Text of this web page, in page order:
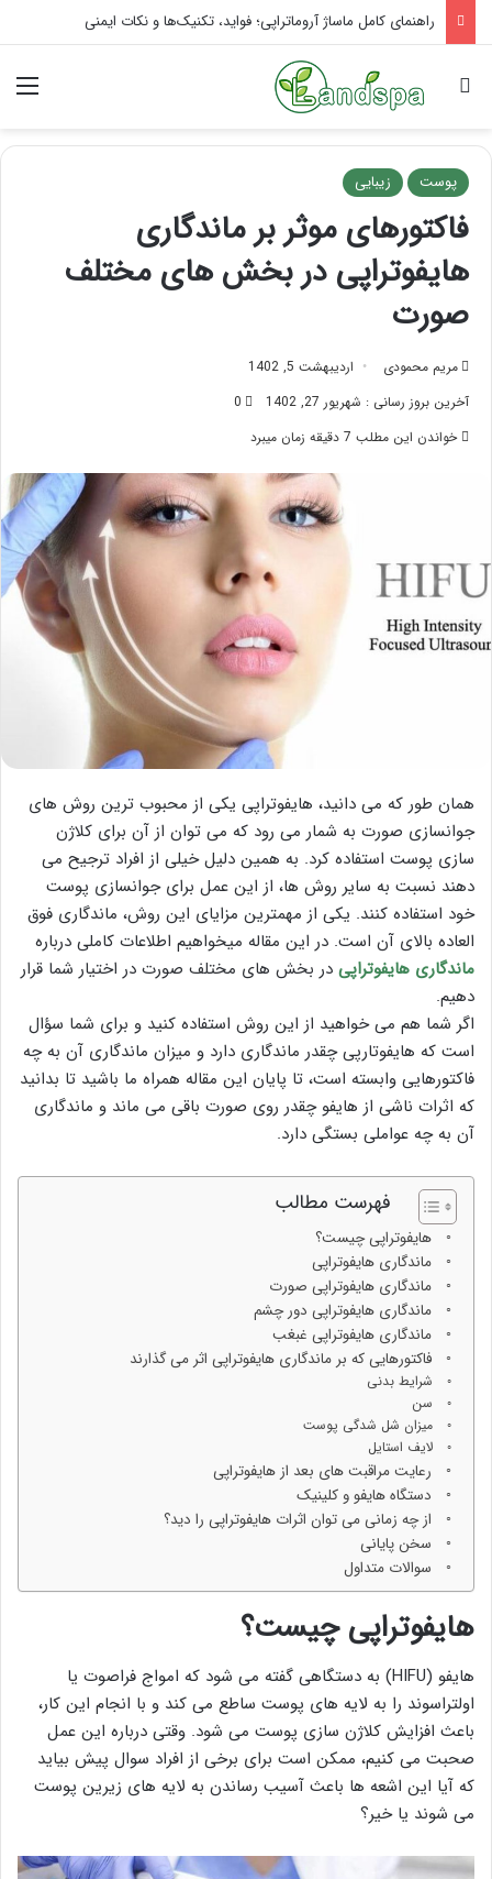
تاثیر ماساژ بر افسردگی؛ با ماساژ درمانی افسردگی را درمان کنید!
جستجو برای
پوست زیبایی
فاکتورهای موثر بر ماندگاری
هایفوتراپی در بخش های مختلف
صورت
مریم محمودی
اردیبهشت 5, 1402
آخرین بروز رسانی : شهریور 27, 1402
0
خواندن این مطلب 7 دقیقه زمان میبرد
همان طور که می دانید، هایفوتراپی یکی از محبوب ترین روش های
جوانسازی صورت به شمار می رود که می توان از آن برای کلاژن
سازی پوست استفاده کرد. به همین دلیل خیلی از افراد ترجیح می
دهند نسبت به سایر روش ها، از این عمل برای جوانسازی پوست
خود استفاده کنند. یکی از مهمترین مزایای این روش، ماندگاری فوق
العاده بالای آن است. در این مقاله میخواهیم اطلاعات کاملی درباره
ماندگاری هایفوتراپی در بخش های مختلف صورت در اختیار شما قرار
دهیم.
اگر شما هم می خواهید از این روش استفاده کنید و برای شما سؤال
است که هایفوتارپی چقدر ماندگاری دارد و میزان ماندگاری آن به چه
فاکتورهایی وابسته است، تا پایان این مقاله همراه ما باشید تا بدانید
که اثرات ناشی از هایفو چقدر روی صورت باقی می ماند و ماندگاری
آن به چه عواملی بستگی دارد.
فهرست مطالب
هایفوتراپی چیست؟
ماندگاری هایفوتراپی
ماندگاری هایفوتراپی صورت
ماندگاری هایفوتراپی دور چشم
ماندگاری هایفوتراپی غبغب
فاکتورهایی که بر ماندگاری هایفوتراپی اثر می گذارند
شرایط بدنی
سن
میزان شل شدگی پوست
لایف استایل
رعایت مراقبت های بعد از هایفوتراپی
دستگاه هایفو و کلینیک
از چه زمانی می توان اثرات هایفوتراپی را دید؟
سخن پایانی
سوالات متداول
هایفوتراپی چیست؟
هایفو (HIFU) به دستگاهی گفته می شود که امواج فراصوت یا
اولتراسوند را به لایه های پوست ساطع می کند و با انجام این کار،
باعث افزایش کلاژن سازی پوست می شود. وقتی درباره این عمل
صحبت می کنیم، ممکن است برای برخی از افراد سوال پیش بیاید
که آیا این اشعه ها باعث آسیب رساندن به لایه های زیرین پوست
می شوند یا خیر؟